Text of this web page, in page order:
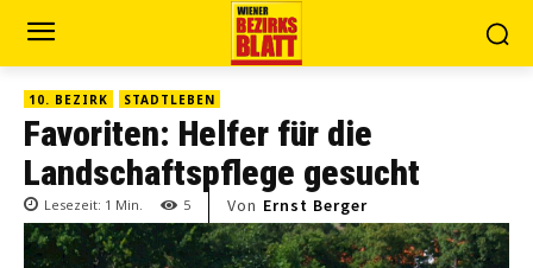
10. BEZIRK STADTLEBEN
Favoriten: Helfer für die
Landschaftspflege gesucht
Lesezeit: 1 Min. 5 Von Ernst Berger